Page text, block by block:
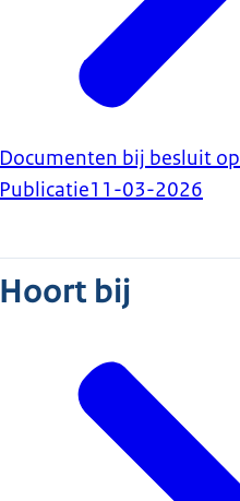
Documenten bij besluit
Publicatie11-03-2026
Hoort bij